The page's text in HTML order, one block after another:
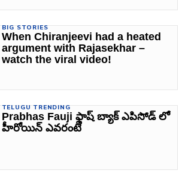
BIG STORIES
When Chiranjeevi had a heated
argument with Rajasekhar –
watch the viral video!
TELUGU TRENDING
Prabhas Fauji ఫ్లాష్ బ్యాక్ ఎపిసోడ్ లో
హీరోయిన్ ఎవరంటే